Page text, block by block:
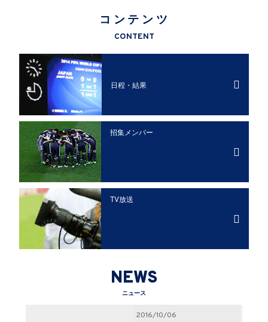
コンテンツ
CONTENT
日程・結果
招集メンバー
TV放送
NEWS
ニュース
2016/10/06